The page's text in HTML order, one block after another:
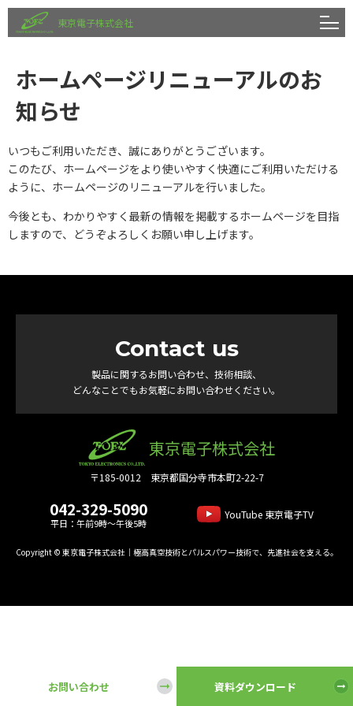
東京電子株式会社
ホームページリニューアルのお
知らせ
いつもご利用いただき、誠にありがとうございます。
このたび、ホームページをより使いやすく快適にご利用いただける
ように、ホームページのリニューアルを行いました。
今後とも、わかりやすく最新の情報を掲載するホームページを目指
しますので、どうぞよろしくお願い申し上げます。
Contact us
製品に関するお問い合わせ、技術相談、
どんなことでもお気軽にお問い合わせください。
東京電子株式会社
〒185-0012 東京都国分寺市本町2-22-7
042-329-5090
平日：午前9時～午後5時
YouTube 東京電子TV
Copyright © 東京電子株式会社｜極高真空技術とパルスパワー技術で、先進社会を支える。
お問い合わせ 資料ダウンロード